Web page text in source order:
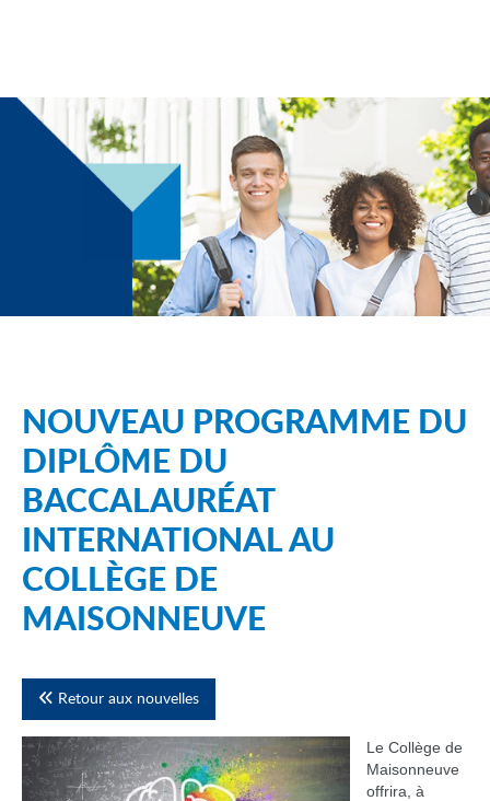
NOUVEAU PROGRAMME DU
DIPLÔME DU
BACCALAURÉAT
INTERNATIONAL AU
COLLÈGE DE
MAISONNEUVE
Retour aux nouvelles
Le Collège de
Maisonneuve
offrira, à